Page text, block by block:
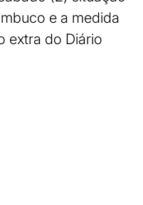
e a medida
extra do Diário